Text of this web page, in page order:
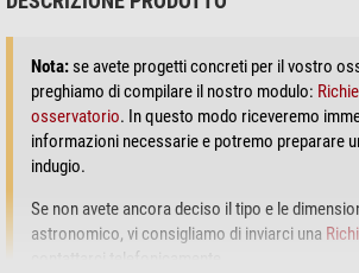
Nota:se avete progetti concreti per il vostro
preghiamo di compilare il nostro modulo:
osservatorio. In questo modo riceveremo
informazioni necessarie e potremo preparare
indugio.
Se non avete ancora deciso il tipo e le
astronomico, vi consigliamo di inviarci una
contattarci telefonicamente.